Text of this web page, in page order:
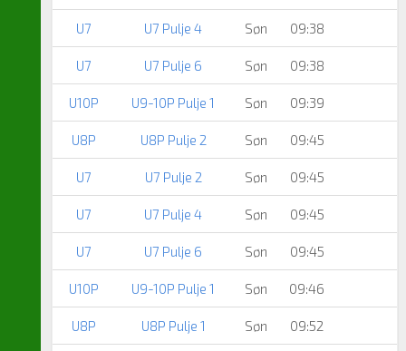
U7 U7 Pulje 4 Søn 09:38
U7 U7 Pulje 6 Søn 09:38
U10P U9-10P Pulje 1 Søn 09:39
U8P U8P Pulje 2 Søn 09:45
U7 U7 Pulje 2 Søn 09:45
U7 U7 Pulje 4 Søn 09:45
U7 U7 Pulje 6 Søn 09:45
U10P U9-10P Pulje 1 Søn 09:46
U8P U8P Pulje 1 Søn 09:52